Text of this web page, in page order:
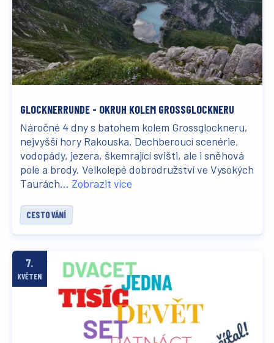
GLOCKNERRUNDE - OKRUH KOLEM GROSSGLOCKNERU
Náročné 4 dny s batohem kolem Grossglockneru,
nejvyšší hory Rakouska. Dechberoucí scenérie,
vodopády, jezera, škemrající svišti, ale i sněhová
pole a brody. Velkolepé dobrodružství ve Vysokých
Taurách... Zobrazit více
CESTOVÁNÍ
7.
KVĚTEN